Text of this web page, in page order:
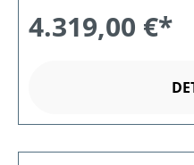
4.319,00 €*